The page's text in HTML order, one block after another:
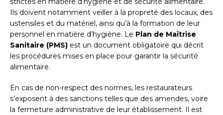
Ils doivent notamment veiller à la propreté des locaux, des
ustensiles et du matériel, ainsi qu’à la formation de leur
personnel en matière d’hygiène. Le Plan de Maîtrise
Sanitaire (PMS) est un document obligatoire qui décrit
les procédures mises en place pour garantir la sécurité
alimentaire.
En cas de non-respect des normes, les restaurateurs
s’exposent à des sanctions telles que des amendes, voire
la fermeture administrative de leur établissement. Il est